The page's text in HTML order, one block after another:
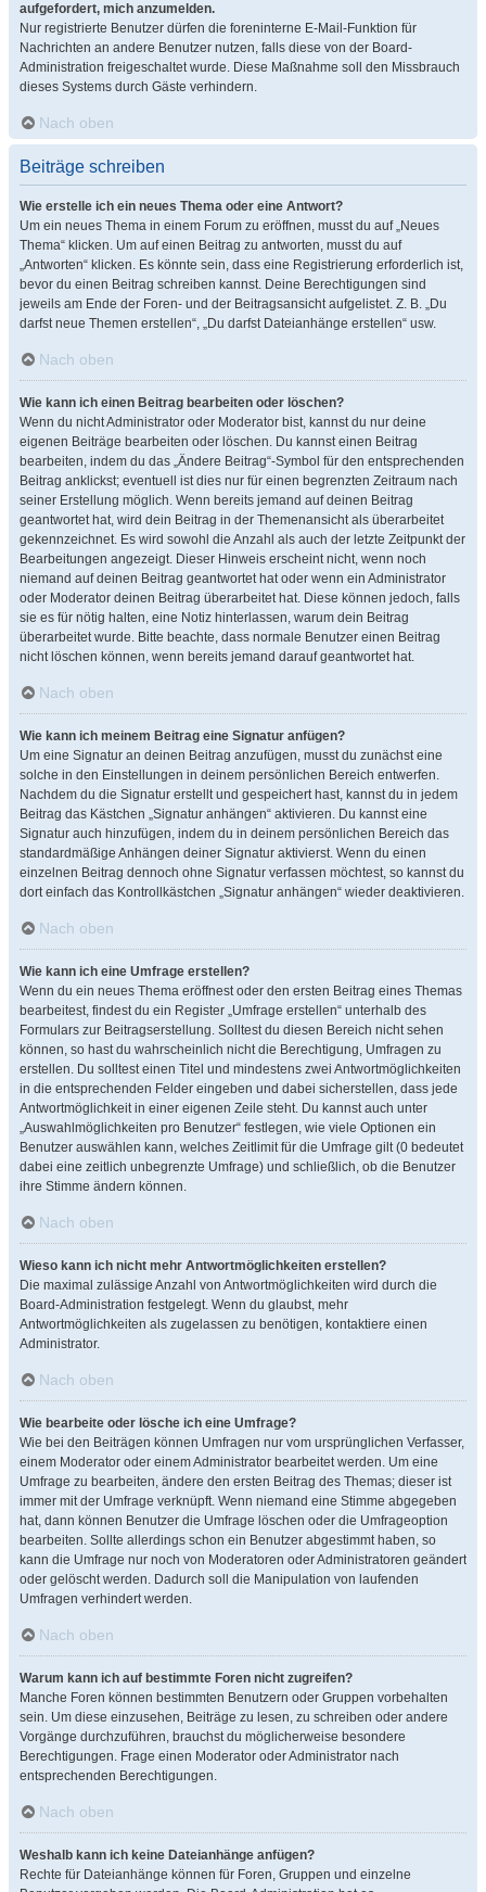
aufgefordert, mich anzumelden.
Nur registrierte Benutzer dürfen die foreninterne E-Mail-Funktion für
Nachrichten an andere Benutzer nutzen, falls diese von der Board-
Administration freigeschaltet wurde. Diese Maßnahme soll den Missbrauch
dieses Systems durch Gäste verhindern.
Nach oben
Beiträge schreiben
Wie erstelle ich ein neues Thema oder eine Antwort?
Um ein neues Thema in einem Forum zu eröffnen, musst du auf „Neues
Thema“ klicken. Um auf einen Beitrag zu antworten, musst du auf
„Antworten“ klicken. Es könnte sein, dass eine Registrierung erforderlich ist,
bevor du einen Beitrag schreiben kannst. Deine Berechtigungen sind
jeweils am Ende der Foren- und der Beitragsansicht aufgelistet. Z. B. „Du
darfst neue Themen erstellen“, „Du darfst Dateianhänge erstellen“ usw.
Nach oben
Wie kann ich einen Beitrag bearbeiten oder löschen?
Wenn du nicht Administrator oder Moderator bist, kannst du nur deine
eigenen Beiträge bearbeiten oder löschen. Du kannst einen Beitrag
bearbeiten, indem du das „Ändere Beitrag“-Symbol für den entsprechenden
Beitrag anklickst; eventuell ist dies nur für einen begrenzten Zeitraum nach
seiner Erstellung möglich. Wenn bereits jemand auf deinen Beitrag
geantwortet hat, wird dein Beitrag in der Themenansicht als überarbeitet
gekennzeichnet. Es wird sowohl die Anzahl als auch der letzte Zeitpunkt der
Bearbeitungen angezeigt. Dieser Hinweis erscheint nicht, wenn noch
niemand auf deinen Beitrag geantwortet hat oder wenn ein Administrator
oder Moderator deinen Beitrag überarbeitet hat. Diese können jedoch, falls
sie es für nötig halten, eine Notiz hinterlassen, warum dein Beitrag
überarbeitet wurde. Bitte beachte, dass normale Benutzer einen Beitrag
nicht löschen können, wenn bereits jemand darauf geantwortet hat.
Nach oben
Wie kann ich meinem Beitrag eine Signatur anfügen?
Um eine Signatur an deinen Beitrag anzufügen, musst du zunächst eine
solche in den Einstellungen in deinem persönlichen Bereich entwerfen.
Nachdem du die Signatur erstellt und gespeichert hast, kannst du in jedem
Beitrag das Kästchen „Signatur anhängen“ aktivieren. Du kannst eine
Signatur auch hinzufügen, indem du in deinem persönlichen Bereich das
standardmäßige Anhängen deiner Signatur aktivierst. Wenn du einen
einzelnen Beitrag dennoch ohne Signatur verfassen möchtest, so kannst du
dort einfach das Kontrollkästchen „Signatur anhängen“ wieder deaktivieren.
Nach oben
Wie kann ich eine Umfrage erstellen?
Wenn du ein neues Thema eröffnest oder den ersten Beitrag eines Themas
bearbeitest, findest du ein Register „Umfrage erstellen“ unterhalb des
Formulars zur Beitragserstellung. Solltest du diesen Bereich nicht sehen
können, so hast du wahrscheinlich nicht die Berechtigung, Umfragen zu
erstellen. Du solltest einen Titel und mindestens zwei Antwortmöglichkeiten
in die entsprechenden Felder eingeben und dabei sicherstellen, dass jede
Antwortmöglichkeit in einer eigenen Zeile steht. Du kannst auch unter
„Auswahlmöglichkeiten pro Benutzer“ festlegen, wie viele Optionen ein
Benutzer auswählen kann, welches Zeitlimit für die Umfrage gilt (0 bedeutet
dabei eine zeitlich unbegrenzte Umfrage) und schließlich, ob die Benutzer
ihre Stimme ändern können.
Nach oben
Wieso kann ich nicht mehr Antwortmöglichkeiten erstellen?
Die maximal zulässige Anzahl von Antwortmöglichkeiten wird durch die
Board-Administration festgelegt. Wenn du glaubst, mehr
Antwortmöglichkeiten als zugelassen zu benötigen, kontaktiere einen
Administrator.
Nach oben
Wie bearbeite oder lösche ich eine Umfrage?
Wie bei den Beiträgen können Umfragen nur vom ursprünglichen Verfasser,
einem Moderator oder einem Administrator bearbeitet werden. Um eine
Umfrage zu bearbeiten, ändere den ersten Beitrag des Themas; dieser ist
immer mit der Umfrage verknüpft. Wenn niemand eine Stimme abgegeben
hat, dann können Benutzer die Umfrage löschen oder die Umfrageoption
bearbeiten. Sollte allerdings schon ein Benutzer abgestimmt haben, so
kann die Umfrage nur noch von Moderatoren oder Administratoren geändert
oder gelöscht werden. Dadurch soll die Manipulation von laufenden
Umfragen verhindert werden.
Nach oben
Warum kann ich auf bestimmte Foren nicht zugreifen?
Manche Foren können bestimmten Benutzern oder Gruppen vorbehalten
sein. Um diese einzusehen, Beiträge zu lesen, zu schreiben oder andere
Vorgänge durchzuführen, brauchst du möglicherweise besondere
Berechtigungen. Frage einen Moderator oder Administrator nach
entsprechenden Berechtigungen.
Nach oben
Weshalb kann ich keine Dateianhänge anfügen?
Rechte für Dateianhänge können für Foren, Gruppen und einzelne